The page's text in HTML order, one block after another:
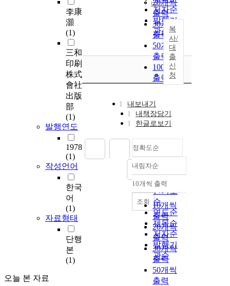
李康
灝
(1)
三和
印刷
株式
會社
出版
部
(1)
발행연도
1978
(1)
작성언어
한국
어
(1)
자료형태
단행
본
(1)
오늘 본 자료
저자순
발행기
관순
20개씩
출력
30개씩
출력
50개씩
출력
100개씩
출력
1978
복
사/
대
출
신
청
내보내기
내책장담기
한글로보기
정확도순
정확도
순
인기도
순
연도순
제목순
저자순
발행기
관순
내림차순
내림차순
10개씩 출력
10개씩
출력
20개씩
출력
30개씩
출력
50개씩
출력
조회